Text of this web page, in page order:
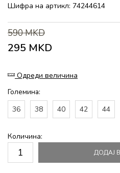
Шифра на артикл: 74244614
590MKD
295 MKD
Одреди величина
Големина:
36
38 40 42 44
Количина:
ДОДАЈ